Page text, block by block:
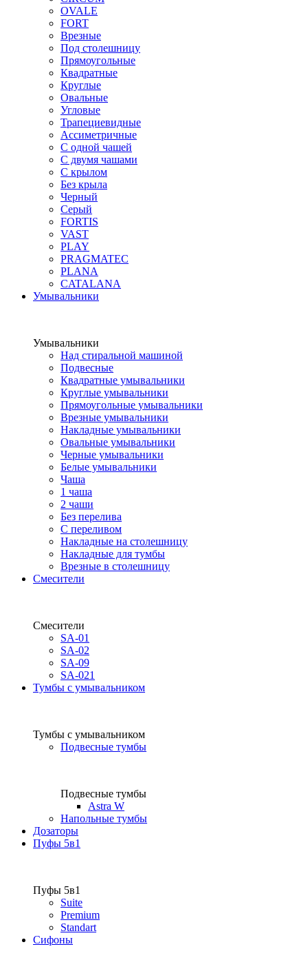
OVALE
FORT
Врезные
Под столешницу
Прямоугольные
Квадратные
Круглые
Овальные
Угловые
Трапециевидные
Ассиметричные
С одной чашей
С двумя чашами
С крылом
Без крыла
Черный
Серый
FORTIS
VAST
PLAY
PRAGMATEC
PLANA
CATALANA
Умывальники
Умывальники
Над стиральной машиной
Подвесные
Квадратные умывальники
Круглые умывальники
Прямоугольные умывальники
Врезные умывальники
Накладные умывальники
Овальные умывальники
Черные умывальники
Белые умывальники
Чаша
1 чаша
2 чаши
Без перелива
С переливом
Накладные на столешницу
Накладные для тумбы
Врезные в столешницу
Смесители
Смесители
SA-01
SA-02
SA-09
SA-021
Тумбы с умывальником
Тумбы с умывальником
Подвесные тумбы
Подвесные тумбы
Astra W
Напольные тумбы
Дозаторы
Пуфы 5в1
Пуфы 5в1
Suite
Premium
Standart
Сифоны